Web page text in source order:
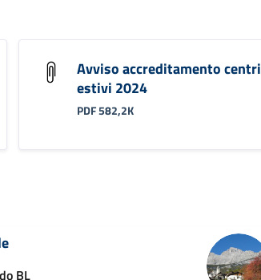
Avviso accreditamento centri
estivi 2024
PDF 582,2K
BL